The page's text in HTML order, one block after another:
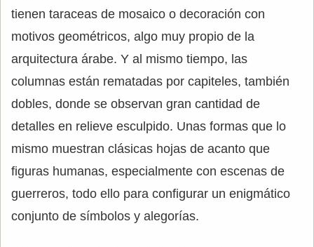
tienen taraceas de mosaico o decoración con
motivos geométricos, algo muy propio de la
arquitectura árabe. Y al mismo tiempo, las
columnas están rematadas por capiteles, también
dobles, donde se observan gran cantidad de
detalles en relieve esculpido. Unas formas que lo
mismo muestran clásicas hojas de acanto que
figuras humanas, especialmente con escenas de
guerreros, todo ello para configurar un enigmático
conjunto de símbolos y alegorías.